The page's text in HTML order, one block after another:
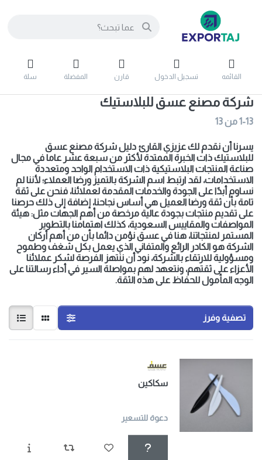
القائمه تسجيل الدخول قارن المفضلة سلة
شركة مصنع عسق للبلاستيك
1-13من13
يسرنا أن نقدم لك عزيزي القارئ دليل شركة مصنع عسق
للبلاستيك ذات الخبرة الممتدة لأكثر من سبعة عشر عاما في مجال
صناعة المنتجات البلاستيكية ذات الاستخدام الواحد ومتعددة
الاستخدامات، لقد ارتبط اسم الشركة بالتميز ورضا العملاء؛ لأننا لم
نساوم أبدًا على الجودة والخدمات المقدمة لعملائنا، فنحن على ثقة
تامة بأن ثقة ورضا العميل هي أساس نجاحنا، إضافة إلى ذلك حرصنا
على تقديم منتجات بجودة عالية مرخصة من أهم الجهات مثل: هيئة
المواصفات والمقاييس السعودية، كذلك اهتمامنا بالتطوير
المستمر لمنتجاتنا، هنا في عسق نؤمن دائما بأن من أهم أركان
الشركة هو الكادر الرائع والمتفاني الذي يعمل بكل شغف وطموح
ومسؤولية للارتقاء بالشركة، نود أن ننتهز الفرصة لشكر عملائنا
الأعزاء على ثقتهم، ونتعهد لهم بمواصلة السير في أداء رسالتنا على
الوجه المأمول للحفاظ على هذه الثقة.
تصفية وفرز
سكاكين
دعوة للتسعير